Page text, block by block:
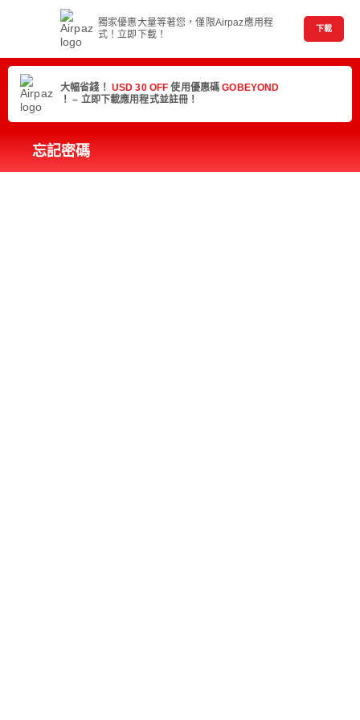
獨家優惠大量等著您，僅限Airpaz應用程
式！立即下載！
下載
大幅省錢！ USD 30 OFF使用優惠碼GOBEYOND
！ – 立即下載應用程式並註冊！
忘記密碼